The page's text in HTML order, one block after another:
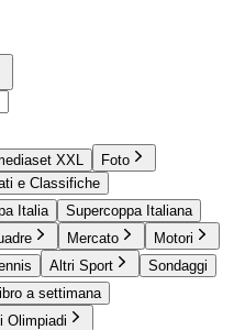
XXL
Foto
e Classifiche
Italia
Supercoppa Italiana
Mercato
Motori
Altri Sport
Sondaggi
a settimana
Olimpiadi